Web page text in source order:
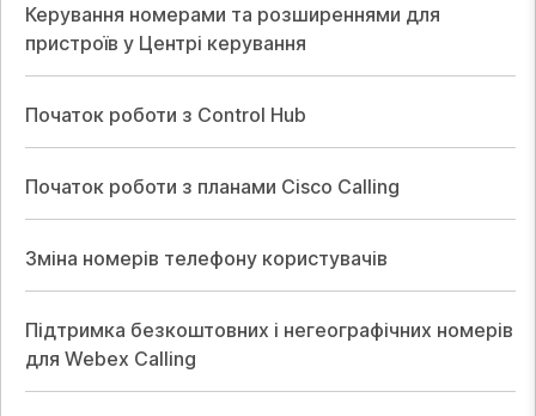
Керування номерами та розширеннями для
пристроїв у Центрі керування
Початок роботи з Control Hub
Початок роботи з планами Cisco Calling
Зміна номерів телефону користувачів
Підтримка безкоштовних і негеографічних номерів
для Webex Calling